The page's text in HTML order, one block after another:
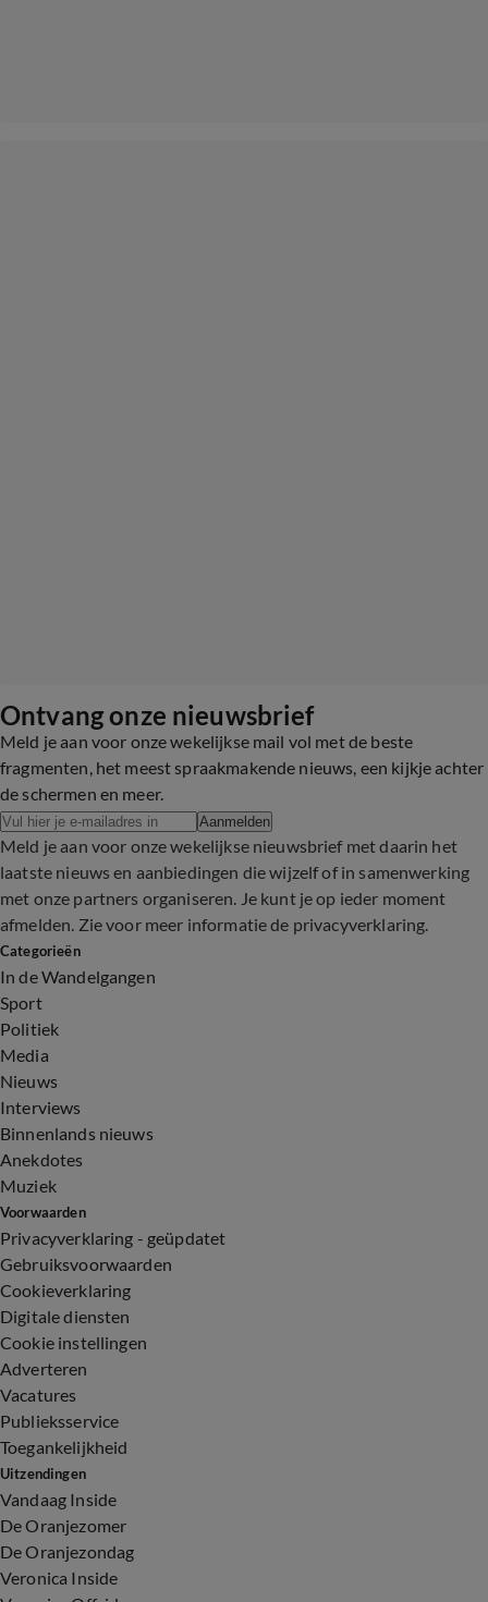
Ontvang onze nieuwsbrief
Meld je aan voor onze wekelijkse mail vol met de beste
fragmenten, het meest spraakmakende nieuws, een kijkje achter
de schermen en meer.
Aanmelden
Meld je aan voor onze wekelijkse nieuwsbrief met daarin het
laatste nieuws en aanbiedingen die wijzelf of in samenwerking
met onze partners organiseren. Je kunt je op ieder moment
afmelden. Zie voor meer informatie de privacyverklaring.
Categorieën
In de Wandelgangen
Sport
Politiek
Media
Nieuws
Interviews
Binnenlands nieuws
Anekdotes
Muziek
Voorwaarden
Privacyverklaring - geüpdatet
Gebruiksvoorwaarden
Cookieverklaring
Digitale diensten
Cookie instellingen
Adverteren
Vacatures
Publieksservice
Toegankelijkheid
Uitzendingen
Vandaag Inside
De Oranjezomer
De Oranjezondag
Veronica Inside